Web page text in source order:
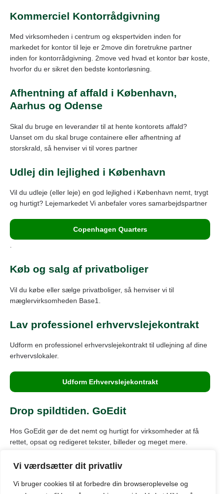
Vi værdsætter dit privatliv
Vi bruger cookies til at forbedre din browseroplevelse og
Kommerciel Kontorrådgivning
Med virksomheden i centrum og ekspertviden inden for
markedet for kontor til leje er 2move din foretrukne partner
inden for kontorrådgivning. 2move ved hvad et kontor bør koste,
hvorfor du er sikret den bedste kontorløsning.
Afhentning af affald i København,
Aarhus og Odense
Skal du bruge en leverandør til at hente kontorets affald?
Uanset om du skal bruge containere eller afhentning af
storskrald, så henviser vi til vores partner
Udlej din lejlighed i København
Vil du udleje (eller leje) en god lejlighed i København nemt, trygt
og hurtigt? Lejemarkedet Vi anbefaler vores samarbejdspartner
Copenhagen Quarters
Køb og salg af privatboliger
Vil du købe eller sælge privatboliger, så henviser vi til
mæglervirksomheden Base1.
Lav professionel erhvervslejekontrakt
Udform en professionel erhvervslejekontrakt til udlejning af dine
erhvervslokaler.
Udform Erhvervslejekontrakt
Drop spildtiden. GoEdit
Hos GoEdit gør de det nemt og hurtigt for virksomheder at få
rettet, opsat og redigeret tekster, billeder og meget mere.
© Kontor-kbh.dk: Oversigt over markedet for kontorlokaler til leje